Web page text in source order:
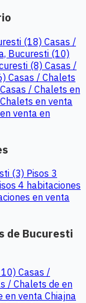
(18) Casas /
Bucuresti (10)
(8) Casas /
Casas / Chalets
Casas / Chalets en
en venta
venta en
(3) Pisos 3
4 habitaciones
en venta
de Bucuresti
Casas /
/ Chalets de en
en venta Chiajna